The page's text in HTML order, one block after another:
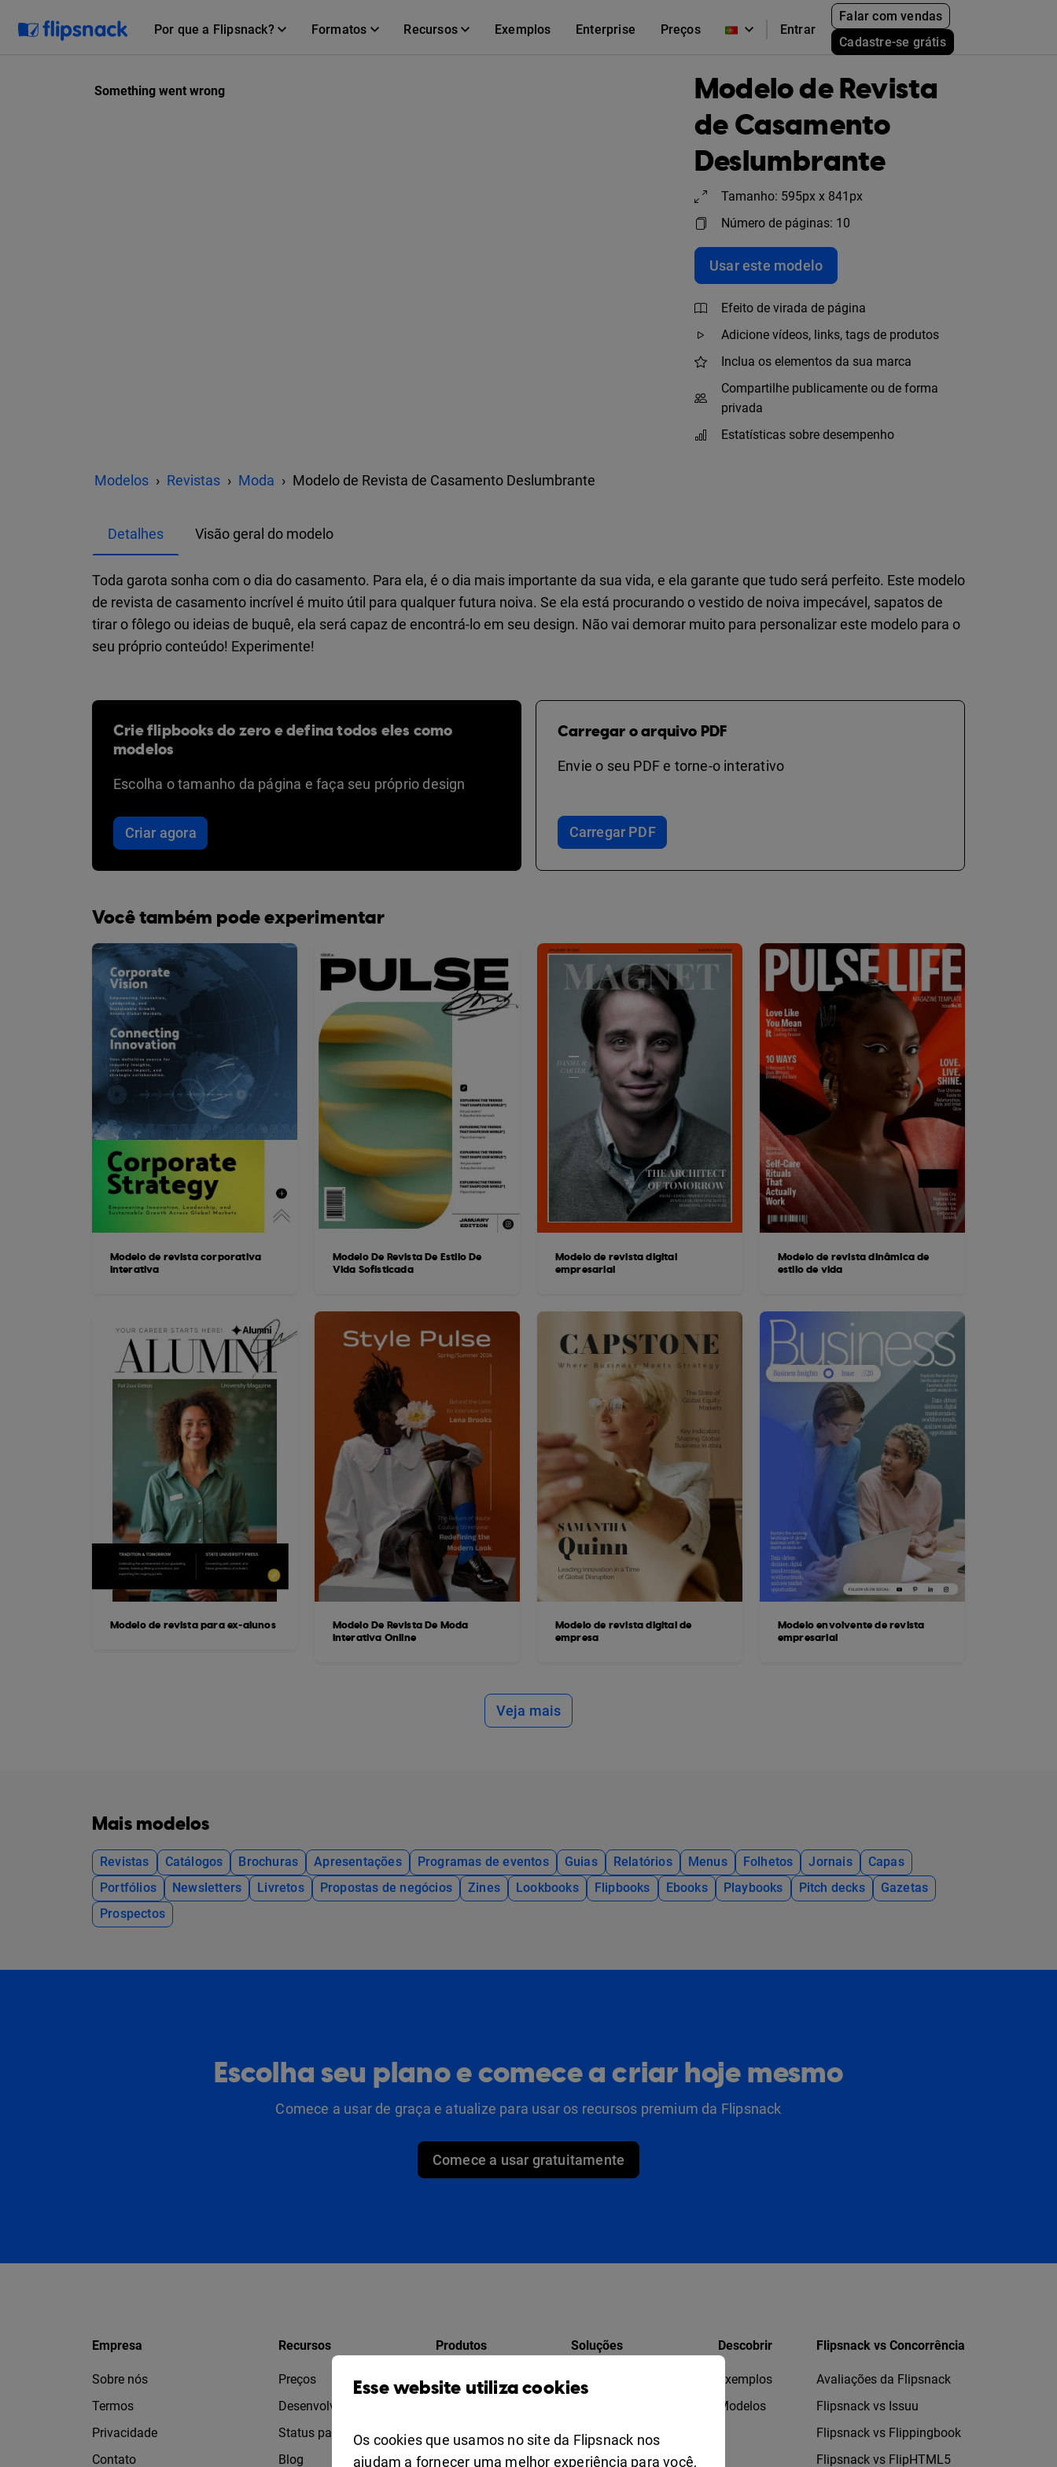
Por que a Flipsnack? Formatos Recursos Exemplos Enterprise Preços Entrar
Falar com vendas
Cadastre-se grátis
Modelo de Revista
de Casamento
Deslumbrante
Tamanho: 595px x 841px
Número de páginas: 10
Usar este modelo
Efeito de virada de página
Adicione vídeos, links, tags de produtos
Inclua os elementos da sua marca
Compartilhe publicamente ou de forma
privada
Estatísticas sobre desempenho
Modelos Revistas Moda Modelo de Revista de Casamento Deslumbrante
Detalhes Visão geral do modelo
Toda garota sonha com o dia do casamento. Para ela, é o dia mais importante da sua vida, e ela garante que tudo será perfeito. Este modelo
de revista de casamento incrível é muito útil para qualquer futura noiva. Se ela está procurando o vestido de noiva impecável, sapatos de
tirar o fôlego ou ideias de buquê, ela será capaz de encontrá-lo em seu design. Não vai demorar muito para personalizar este modelo para o
seu próprio conteúdo! Experimente!
Crie flipbooks do zero e defina todos eles como
modelos
Escolha o tamanho da página e faça seu próprio design
Criar agora
Carregar o arquivo PDF
Envie o seu PDF e torne-o interativo
Carregar PDF
Você também pode experimentar
Modelo de revista corporativa
interativa
Modelo de revista para ex-alunos
Modelo De Revista De Estilo De
Vida Sofisticada
Modelo De Revista De Moda
Interativa Online
Modelo de revista digital
empresarial
Modelo de revista digital de
empresa
Modelo de revista dinâmica de
estilo de vida
Modelo envolvente de revista
empresarial
Veja mais
Mais modelos
Revistas Catálogos Brochuras Apresentações Programas de eventos Guias Relatórios Menus Folhetos Jornais
Capas
Portfólios
Newsletters Livretos Propostas de negócios Zines Lookbooks Flipbooks Ebooks Playbooks Pitch decks
Gazetas
Prospectos
Escolha seu plano e comece a criar hoje mesmo
Comece a usar de graça e atualize para usar os recursos premium da Flipsnack
Comece a usar gratuitamente
Empresa
Sobre nós
Termos
Privacidade
Contato
Recursos
Preços
Desenvolvedores
Status page
Blog
Produtos
Design Studio
Soluções
Colaboração
For education
Descobrir
Exemplos
Modelos
Flipsnack vs Concorrência
Avaliações da Flipsnack
Flipsnack vs Issuu
Flipsnack vs Flippingbook
Flipsnack vs FlipHTML5
Esse website utiliza cookies
Os cookies que usamos no site da Flipsnack nos
ajudam a fornecer uma melhor experiência para você,